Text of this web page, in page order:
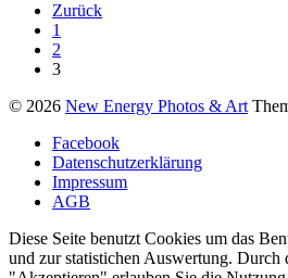
Zurück
1
2
3
© 2026 New Energy Photos & Art
Facebook
Datenschutzerklärung
Impressum
AGB
Diese Seite benutzt Cookies um das
und zur statistichen Auswertung. Durch